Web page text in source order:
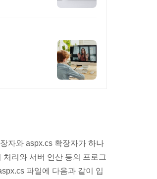
자와 aspx.cs 확장자가 하나
리와 서버 연산 등의 프로그
파일에 다음과 같이 입